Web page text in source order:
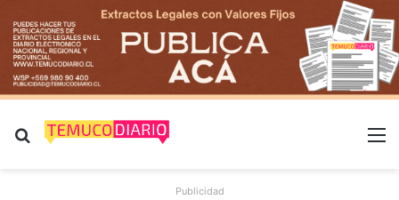
Buscar por
Publicidad